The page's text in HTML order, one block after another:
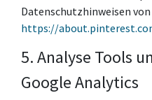
Datenschutzhinweisen
https://
5. Analyse Tools
Google Analytics